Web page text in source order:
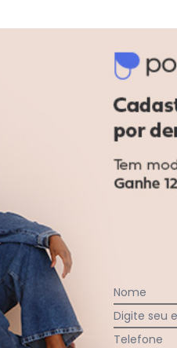
Penalty - Calção
Nome
Digite seu
Telefone